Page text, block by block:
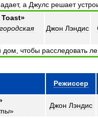
, а Джулс решает
Toast»
городская
Джон Лэндис
дом чтобы расследовать
Режиссер
»
Джон Лэндис